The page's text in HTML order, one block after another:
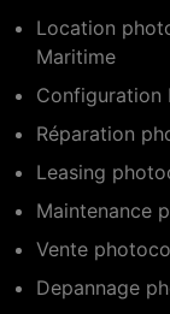
Location
Maritime
Configuration
Réparation
Leasing
Maintenance
Vente
Depannage